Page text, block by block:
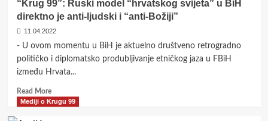
po
uzoru
na
Bojim
se
da
socijalističkih
tekovina
antifašizam
“Krug 99”: Ruski model “hrvatskog svijeta” u BiH
direktno je anti-ljudski i “anti-Božiji”
11.04.2022
- U ovom momentu u BiH je aktuelno društveno retrogradno
političko i diplomatsko produbljivanje etničkog jaza u FBiH
između Hrvata...
Read MoreRead
more
Mediji o Krugu 99